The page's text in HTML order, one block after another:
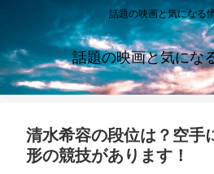
話題の映画と気になる
話題の映画と気にな
清水希容の段位は？空手
形の競技があります！